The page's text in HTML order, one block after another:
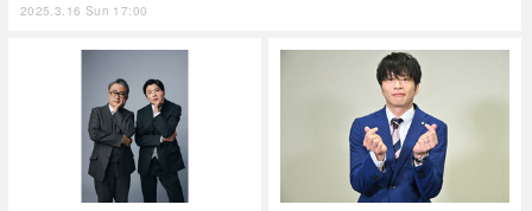
2025.3.16 Sun 17:00